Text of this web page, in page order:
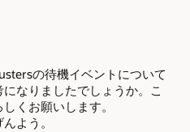
の待機イベントについて
なりましたでしょうか。こ
くお願いします。
げんよう。